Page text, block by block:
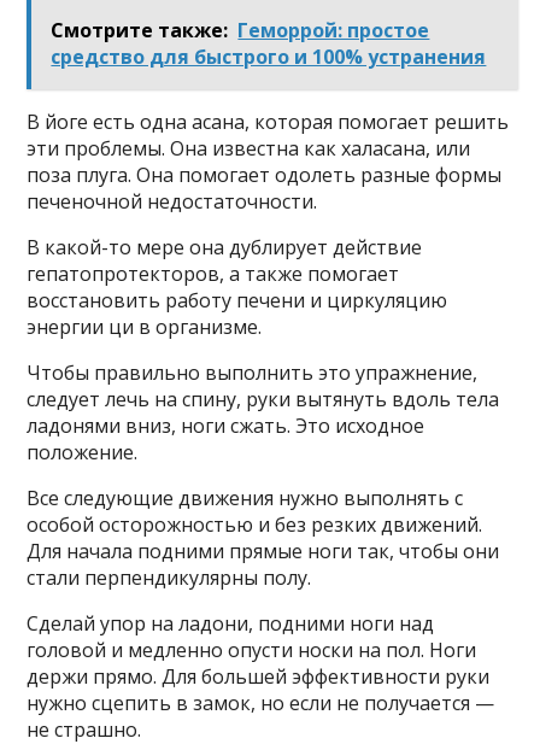
Смотрите также: Геморрой: простое
средство для быстрого и 100% устранения
В йоге есть одна асана, которая помогает решить
эти проблемы. Она известна как халасана, или
поза плуга. Она помогает одолеть разные формы
печеночной недостаточности.
В какой-то мере она дублирует действие
гепатопротекторов, а также помогает
восстановить работу печени и циркуляцию
энергии ци в организме.
Чтобы правильно выполнить это упражнение,
следует лечь на спину, руки вытянуть вдоль тела
ладонями вниз, ноги сжать. Это исходное
положение.
Все следующие движения нужно выполнять с
особой осторожностью и без резких движений.
Для начала подними прямые ноги так, чтобы они
стали перпендикулярны полу.
Сделай упор на ладони, подними ноги над
головой и медленно опусти носки на пол. Ноги
держи прямо. Для большей эффективности руки
нужно сцепить в замок, но если не получается —
не страшно.